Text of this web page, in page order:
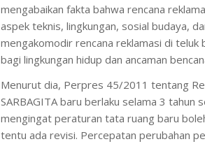
mengabaikan fakta bahwa rencana
aspek teknis, lingkungan, sosial budaya,
mengakomodir rencana reklamasi di teluk
bagi lingkungan hidup dan ancaman
Menurut dia, Perpres 45/2011 tentang
SARBAGITA baru berlaku selama 3 tahun
mengingat peraturan tata ruang baru
tentu ada revisi. Percepatan perubahan